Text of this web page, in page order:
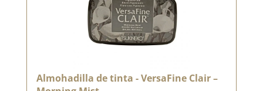
Almohadilla de tinta - VersaFine Clair –